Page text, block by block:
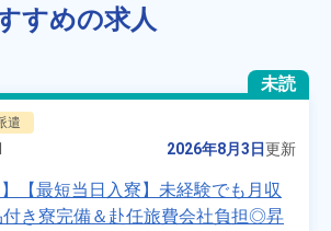
すめの求人
未読
遣
2026年8月3日更新
】【最短当日入寮】未経験でも月収
き寮完備＆赴任旅費会社負担◎昇